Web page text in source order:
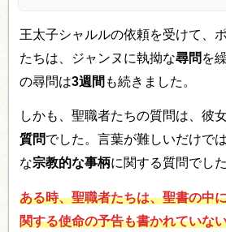
王太子シャルルの依頼を受けて、
たちは、ジャンヌに執拗な尋問 を
の尋問は3週間 も続きました。
しかも、聖職者たちの質問は、彼
質問でした。言葉が難しいだけで
な宗教的な事柄に関する質問でした
ある時、聖職者たちは、聖書の中
関する使命の予告も書かれていな